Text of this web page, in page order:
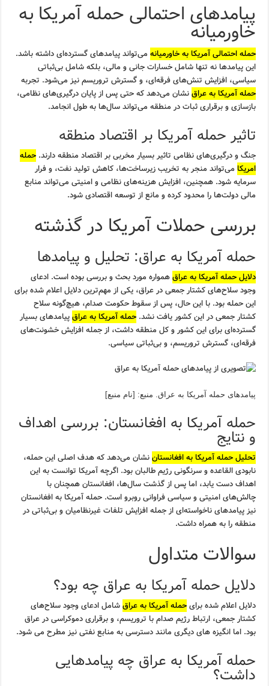
پیامدهای احتمالی حمله آمریکا به
خاورمیانه
حمله احتمالی آمریکا به خاورمیانه می‌تواند پیامدهای گسترده‌ای داشته باشد.
این پیامدها نه تنها شامل خسارات جانی و مالی، بلکه شامل بی‌ثباتی
سیاسی، افزایش تنش‌های فرقه‌ای، و گسترش تروریسم نیز می‌شود. تجربه
حمله آمریکا به عراقنشان می‌دهد که حتی پس از پایان درگیری‌های نظامی،
بازسازی و برقراری ثبات در منطقه می‌تواند سال‌ها به طول انجامد.
تاثیر حمله آمریکا بر اقتصاد منطقه
جنگ و درگیری‌های نظامی تاثیر بسیار مخربی بر اقتصاد منطقه دارند.حمله
امریکا می‌تواند منجر به تخریب زیرساخت‌ها، کاهش تولید نفت، و فرار
سرمایه شود. همچنین، افزایش هزینه‌های نظامی و امنیتی می‌تواند منابع
مالی دولت‌ها را محدود کرده و مانع از توسعه اقتصادی شود.
بررسی حملات آمریکا در گذشته
حمله آمریکا به عراق: تحلیل و پیامدها
دلایل حمله آمریکا به عراقهمواره مورد بحث و بررسی بوده است. ادعای
وجود سلاح‌های کشتار جمعی در عراق، یکی از مهم‌ترین دلایل اعلام شده برای
این حمله بود. با این حال، پس از سقوط حکومت صدام، هیچ‌گونه سلاح
کشتار جمعی در این کشور یافت نشد.حمله آمریکا به عراقپیامدهای بسیار
گسترده‌ای برای این کشور و کل منطقه داشت، از جمله افزایش خشونت‌های
فرقه‌ای، گسترش تروریسم، و بی‌ثباتی سیاسی.
پیامدهای حمله آمریکا به عراق. منبع: [نام منبع]
حمله آمریکا به افغانستان: بررسی اهداف
و نتایج
تحلیل حمله آمریکا به افغانستاننشان می‌دهد که هدف اصلی این حمله،
نابودی القاعده و سرنگونی رژیم طالبان بود. اگرچه آمریکا توانست به این
اهداف دست یابد، اما پس از گذشت سال‌ها، افغانستان همچنان با
چالش‌های امنیتی و سیاسی فراوانی روبرو است. حمله آمریکا به افغانستان
نیز پیامدهای ناخواسته‌ای از جمله افزایش تلفات غیرنظامیان و بی‌ثباتی در
منطقه را به همراه داشت.
سوالات متداول
دلایل حمله آمریکا به عراق چه بود؟
دلایل اعلام شده برایحمله آمریکا به عراقشامل ادعای وجود سلاح‌های
کشتار جمعی، ارتباط رژیم صدام با تروریسم، و برقراری دموکراسی در عراق
بود. اما انگیزه های دیگری مانند دسترسی به منابع نفتی نیز مطرح می شود.
حمله آمریکا به عراق چه پیامدهایی
داشت؟